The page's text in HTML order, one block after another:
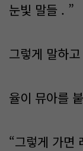
눈빛 말들 . ”
그렇게 말하
율이 뮤아를
“그렇게 가면